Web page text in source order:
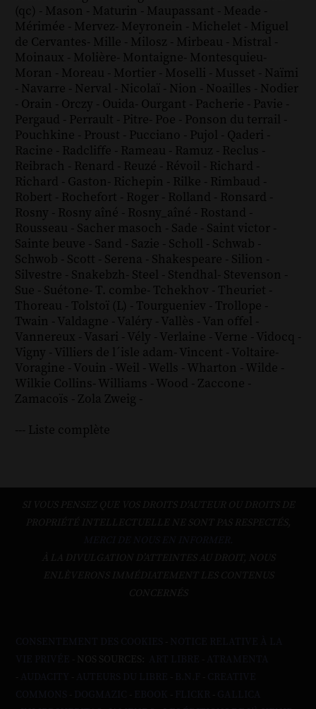
(qc) - Mason - Maturin - Maupassant - Meade -
Mérimée - Mervez- Meyronein - Michelet - Miguel
de Cervantes- Mille - Milosz - Mirbeau - Mistral -
Moinaux - Molière- Montaigne- Montesquieu-
Moran - Moreau - Mortier - Moselli - Musset - Naïmi
- Navarre - Nerval - Nicolaï - Nion - Noailles - Nodier
- Orain - Orczy - Ouida- Ourgant - Pacherie - Pavie -
Pergaud - Perrault - Pitre- Poe - Ponson du terrail -
Pouchkine - Proust - Pucciano - Pujol - Qaderi -
Racine - Radcliffe - Rameau - Ramuz - Reclus -
Reibrach - Renard - Reuzé - Révoil - Richard -
Richard - Gaston- Richepin - Rilke - Rimbaud -
Robert - Rochefort - Roger - Rolland - Ronsard -
Rosny - Rosny aîné - Rosny_aîné - Rostand -
Rousseau - Sacher masoch - Sade - Saint victor -
Sainte beuve - Sand - Sazie - Scholl - Schwab -
Schwob - Scott - Serena - Shakespeare - Silion -
Silvestre - Snakebzh- Steel - Stendhal- Stevenson -
Sue - Suétone- T. combe- Tchekhov - Theuriet -
Thoreau - Tolstoï (L) - Tourgueniev - Trollope -
Twain - Valdagne - Valéry - Vallès - Van offel -
Vannereux - Vasari - Vély - Verlaine - Verne - Vidocq -
Vigny - Villiers de l´isle adam- Vincent - Voltaire-
Voragine - Vouin - Weil - Wells - Wharton - Wilde -
Wilkie Collins- Williams - Wood - Zaccone -
Zamacoïs - Zola Zweig -
--- Liste complète